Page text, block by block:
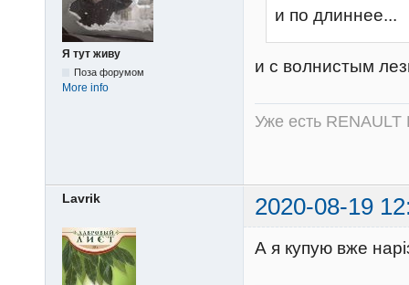
Я тут живу
Поза форумом
More info
и по длиннее...
и с волнистым
Уже есть
Lavrik 2020-08-19
А я купую вже